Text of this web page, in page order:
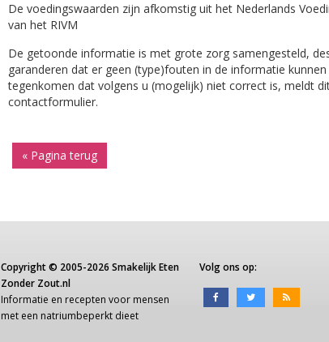
De voedingswaarden zijn afkomstig uit het Nederlands
van het RIVM
De getoonde informatie is met grote zorg samengesteld,
garanderen dat er geen (type)fouten in de informatie
tegenkomen dat volgens u (mogelijk) niet correct is, meldt
contactformulier.
« Pagina terug
Copyright © 2005-2026 Smakelijk Eten
Zonder Zout.nl
Informatie en recepten voor mensen
met een natriumbeperkt dieet
Volg ons op: